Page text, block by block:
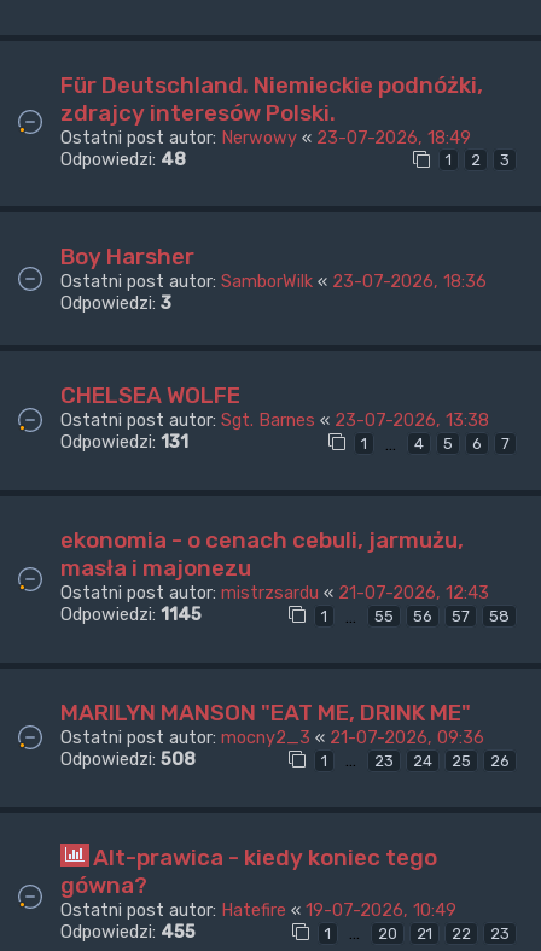
Für Deutschland. Niemieckie podnóżki,
zdrajcy interesów Polski.
Ostatni post autor: Nerwowy « 23-07-2026, 18:49
Odpowiedzi: 48 1 2 3
Boy Harsher
Ostatni post autor: SamborWilk « 23-07-2026, 18:36
Odpowiedzi: 3
CHELSEA WOLFE
Ostatni post autor: Sgt. Barnes « 23-07-2026, 13:38
Odpowiedzi: 131 1 … 4 5 6 7
ekonomia - o cenach cebuli, jarmużu,
masła i majonezu
Ostatni post autor: mistrzsardu « 21-07-2026, 12:43
Odpowiedzi: 1145 1 55 56 57 58
MARILYN MANSON "EAT ME, DRINK ME"
Ostatni post autor: mocny2_3 « 21-07-2026, 09:36
Odpowiedzi: 508 1 … 23 24 25 26
Alt-prawica - kiedy koniec tego
gówna?
Ostatni post autor: Hatefire « 19-07-2026, 10:49
Odpowiedzi: 455 1 … 20 21 22 23